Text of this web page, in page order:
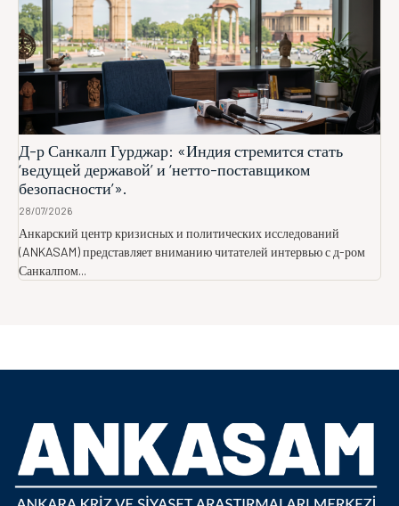
Д-р Санкалп Гурджар: «Индия стремится стать
‘ведущей державой’ и ‘нетто-поставщиком
безопасности’».
28/07/2026
Анкарский центр кризисных и политических исследований
(ANKASAM) представляет вниманию читателей интервью с д-ром
Санкалпом...